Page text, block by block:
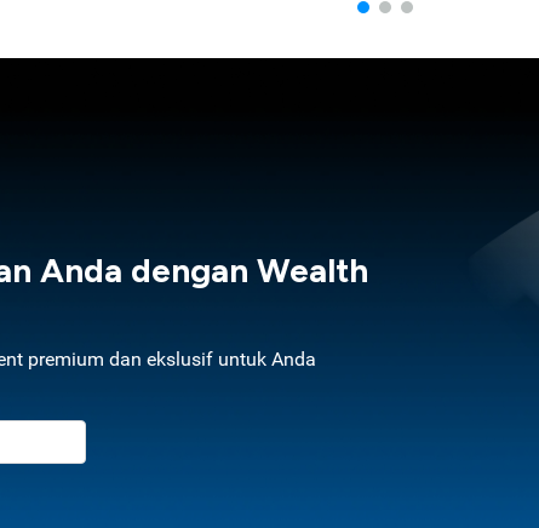
Anda dengan Wealth
premium dan ekslusif untuk Anda